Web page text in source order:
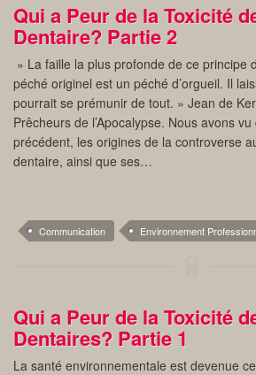
Qui a Peur de la Toxicité
Dentaire? Partie 2
» La faille la plus profonde de ce principe
péché originel est un péché d’orgueil. Il
pourrait se prémunir de tout. » Jean de
Prêcheurs de l’Apocalypse. Nous avons
précédent, les origines de la controverse
dentaire, ainsi que ses…
Communication Environnement
Qui a Peur de la Toxicité
Dentaires? Partie 1
La santé environnementale est devenue